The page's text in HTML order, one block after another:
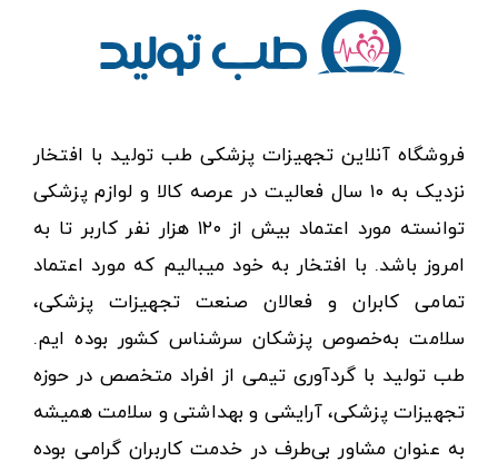
فروشگاه آنلاین تجهیزات پزشکی طب تولید با افتخار
نزدیک به ۱۰ سال فعالیت در عرصه کالا و لوازم پزشکی
توانسته مورد اعتماد بیش از ۱۲۰ هزار نفر کاربر تا به
امروز باشد. با افتخار به خود میبالیم که مورد اعتماد
تمامی کابران و فعالان صنعت تجهیزات پزشکی،
سلامت به‌خصوص پزشکان سرشناس کشور بوده ایم.
طب تولید با گردآوری تیمی از افراد متخصص در حوزه
تجهیزات پزشکی، آرایشی و بهداشتی و سلامت همیشه
به عنوان مشاور بی‌طرف در خدمت کاربران گرامی بوده